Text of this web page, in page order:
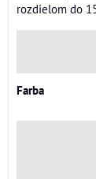
rozdielom do
Farba